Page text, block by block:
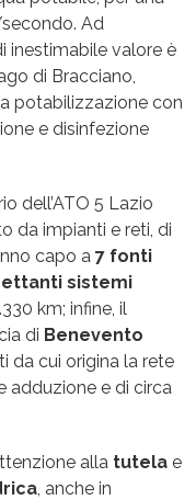
Ad
inestimabile valore è
di Bracciano,
potabilizzazione con
e disinfezione
dell’ATO 5 Lazio
da impianti e reti, di
capo a 7 fonti
sistemi
km; infine, il
di Benevento
da cui origina la rete
adduzione e di circa
alla tutela e
, anche in